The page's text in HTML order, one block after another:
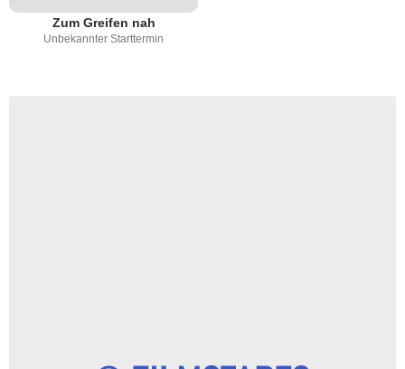
Zum Greifen nah
Unbekannter Starttermin